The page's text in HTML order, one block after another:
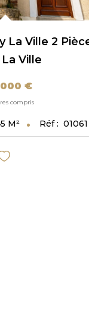
Ville
000 €
compris
M² Réf : 01061